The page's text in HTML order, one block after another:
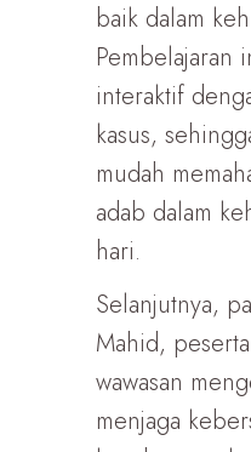
baik dalam
Pembelajaran
interaktif
kasus,
mudah
adab dalam
hari.
Selanjutnya,
Mahid,
wawasan
menjaga